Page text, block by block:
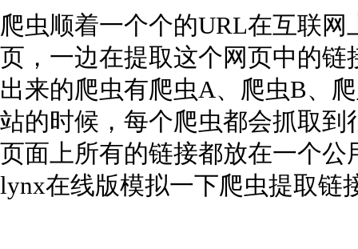
爬虫顺着一个个的URL在互联
页，一边在提取这个网页中的
出来的爬虫有爬虫A、爬虫B、
站的时候，每个爬虫都会抓取
页面上所有的链接都放在一个公
lynx在线版模拟一下爬虫提取链